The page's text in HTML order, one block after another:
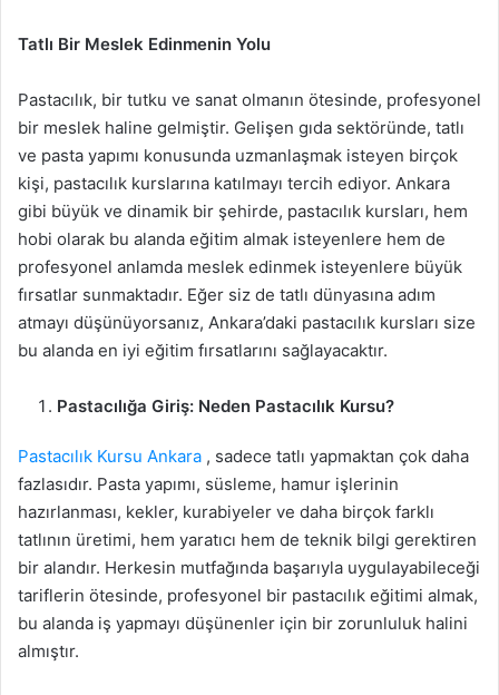
Tatlı Bir Meslek Edinmenin Yolu
Pastacılık, bir tutku ve sanat olmanın ötesinde, profesyonel
bir meslek haline gelmiştir. Gelişen gıda sektöründe, tatlı
ve pasta yapımı konusunda uzmanlaşmak isteyen birçok
kişi, pastacılık kurslarına katılmayı tercih ediyor. Ankara
gibi büyük ve dinamik bir şehirde, pastacılık kursları, hem
hobi olarak bu alanda eğitim almak isteyenlere hem de
profesyonel anlamda meslek edinmek isteyenlere büyük
fırsatlar sunmaktadır. Eğer siz de tatlı dünyasına adım
atmayı düşünüyorsanız, Ankara’daki pastacılık kursları size
bu alanda en iyi eğitim fırsatlarını sağlayacaktır.
Pastacılığa Giriş: Neden Pastacılık Kursu?
Pastacılık Kursu Ankara , sadece tatlı yapmaktan çok daha
fazlasıdır. Pasta yapımı, süsleme, hamur işlerinin
hazırlanması, kekler, kurabiyeler ve daha birçok farklı
tatlının üretimi, hem yaratıcı hem de teknik bilgi gerektiren
bir alandır. Herkesin mutfağında başarıyla uygulayabileceği
tariflerin ötesinde, profesyonel bir pastacılık eğitimi almak,
bu alanda iş yapmayı düşünenler için bir zorunluluk halini
almıştır.